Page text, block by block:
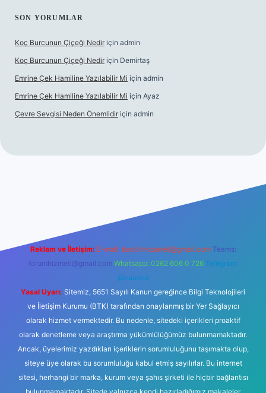
SON YORUMLAR
Koç Burcunun Çiçeği Nedir için admin
Koç Burcunun Çiçeği Nedir için Demirtaş
Emrine Çek Hamiline Yazılabilir Mi için admin
Emrine Çek Hamiline Yazılabilir Mi için Ayaz
Çevre Sevgisi Neden Önemlidir için admin
Reklam ve İletişim: E-mail: backlinkpaneli@gmail.com Teams:
forumhizmeti@gmail.com Whatsapp: 0262 606 0 726 Telegram:
@karabul
Yasal Uyarı: Sitemiz, 5651 Sayılı Kanun gereğince Bilgi Teknolojileri
ve İletişim Kurumu (BTK) tarafından onaylanmış bir Yer Sağlayıcı
olarak hizmet vermektedir. Bu nedenle, sitedeki içerikleri proaktif
olarak denetleme veya araştırma yükümlülüğümüz bulunmamaktadır.
Ancak, üyelerimiz yazdıkları içeriklerin sorumluluğunu taşımakta olup,
siteye üye olarak bu sorumluluğu kabul etmiş sayılırlar. Bu internet
sitesi, herhangi bir marka, kurum veya şahıs şirketi ile hiçbir bağlantısı